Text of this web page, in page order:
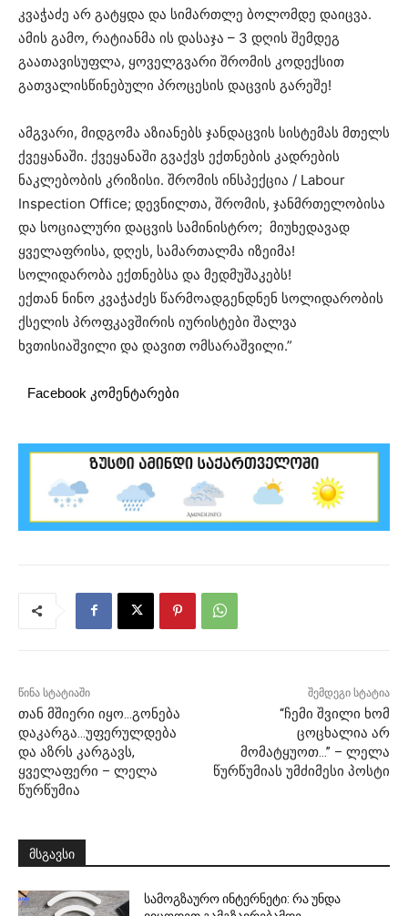
კვაჭაძე არ გატყდა და სიმართლე ბოლომდე დაიცვა.
ამის გამო, რატიანმა ის დასაჯა – 3 დღის შემდეგ
გაათავისუფლა, ყოველგვარი შრომის კოდექსით
გათვალისწინებული პროცესის დაცვის გარეშე!
ამგვარი, მიდგომა აზიანებს ჯანდაცვის სისტემას მთელს
ქვეყანაში. ქვეყანაში გვაქვს ექთნების კადრების
ნაკლებობის კრიზისი. შრომის ინსპექცია / Labour
Inspection Office; დევნილთა, შრომის, ჯანმრთელობისა
და სოციალური დაცვის სამინისტრო; მიუხედავად
ყველაფრისა, დღეს, სამართალმა იზეიმა!
სოლიდარობა ექთნებსა და მედმუშაკებს!
ექთან ნინო კვაჭაძეს წარმოადგენდნენ სოლიდარობის
ქსელის პროფკავშირის იურისტები შალვა
ხვთისიაშვილი და დავით ომსარაშვილი.”
Facebook კომენტარები
წინა სტატიაში
თან მშიერი იყო…გონება
დაკარგა…უფერულდება
და აზრს კარგავს,
ყველაფერი – ლელა
წურწუმია
შემდეგი სტატია
“ჩემი შვილი ხომ
ცოცხალია არ
მომატყუოთ…” – ლელა
წურწუმიას უმძიმესი პოსტი
მსგავსი
სამოგზაურო ინტერნეტი: რა უნდა